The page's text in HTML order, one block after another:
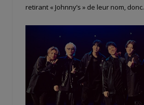
retirant « Johnny’s » de leur nom, donc.